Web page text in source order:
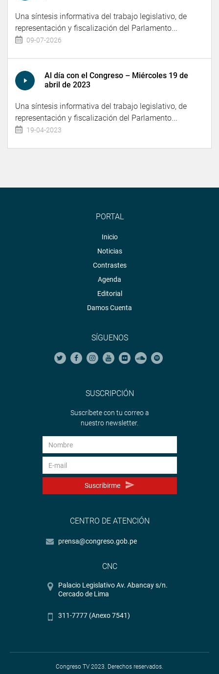
Una síntesis informativa del trabajo legislativo, de
representación y fiscalización del Parlamento...
09-07-2026
Al día con el Congreso – Miércoles 19 de
abril de 2023
Una síntesis informativa del trabajo legislativo, de
representación y fiscalización del Parlamento...
19-04-2023
PORTAL
Inicio
Noticias
Contrastes
Agenda
Editorial
Damos Cuenta
SÍGUENOS
SUSCRIPCIÓN
Suscríbete con tu correo a
nuestro newsletter.
Suscribirme
CENTRO DE ATENCIÓN
prensa@congreso.gob.pe
CNC
Palacio Legislativo Av. Abancay s/n.
Cercado de Lima
311-7777 (Anexo 7541)
Congreso TV 2023. Derechos reservados.